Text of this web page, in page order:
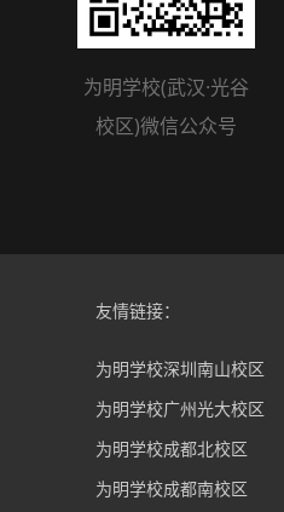
为明学校(武汉·光谷
校区)微信公众号
友情链接：
为明学校深圳南山校区
为明学校广州光大校区
为明学校成都北校区
为明学校成都南校区